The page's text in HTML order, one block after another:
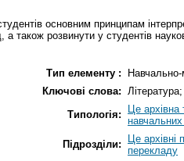
основним принципам
також розвинути у студентів
Тип елементу :
Навчально-
Ключові слова:
Література;
Типологія:
Це
Підрозділи:
Це
перекладу